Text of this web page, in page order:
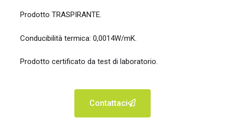
Prodotto TRASPIRANTE.
Conducibilità termica: 0,0014W/mK.
Prodotto certificato da test di laboratorio.
Contattaci